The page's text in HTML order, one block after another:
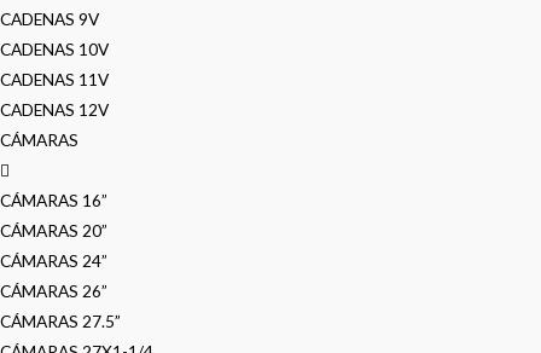
CADENAS 9V
CADENAS 10V
CADENAS 11V
CADENAS 12V
CÁMARAS
CÁMARAS 16”
CÁMARAS 20”
CÁMARAS 24”
CÁMARAS 26”
CÁMARAS 27.5”